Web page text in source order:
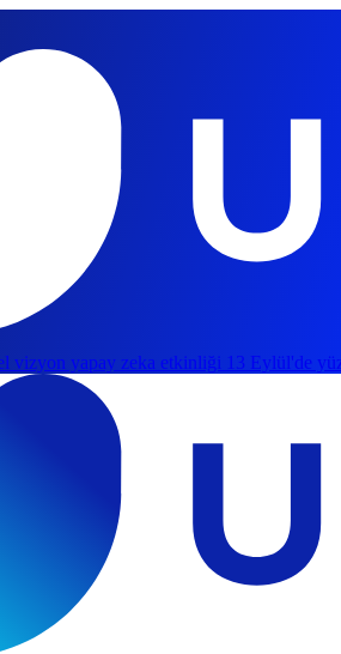
vizyon yapay zeka etkinliği 13 Eylül'de